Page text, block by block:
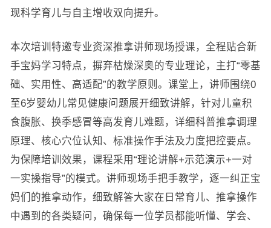
现科学育儿与自主增收双向提升。
本次培训特邀专业资深推拿讲师现场授课，全程贴合新
手宝妈学习特点，摒弃枯燥深奥的专业理论，主打“零基
础、实用性、高适配”的教学原则。课堂上，讲师围绕0
至6岁婴幼儿常见健康问题展开细致讲解，针对儿童积
食腹胀、换季感冒等高发育儿难题，详细科普推拿调理
原理、核心穴位认知、标准操作手法及力度把控要点。
为保障培训效果，课程采用“理论讲解+示范演示+一对
一实操指导”的模式。讲师现场手把手教学，逐一纠正宝
妈们的推拿动作，细致解答大家在日常育儿、推拿操作
中遇到的各类疑问，确保每一位学员都能听懂、学会、